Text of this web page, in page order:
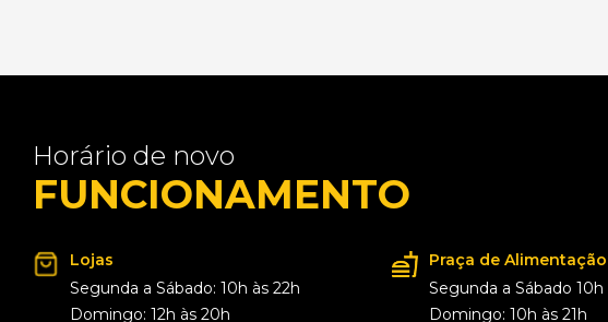
Horário de novo
FUNCIONAMENTO
Lojas
Segunda a Sábado: 10h às 22h
Domingo: 12h às 20h
Praça de Alimentação
Segunda a Sábado 10h
Domingo: 10h às 21h